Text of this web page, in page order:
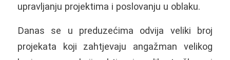
upravljanju projektima i poslovanju u oblaku.
Danas se u preduzećima odvija veliki broj
projekata koji zahtjevaju angažman velikog